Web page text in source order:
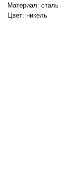
Материал: сталь
Цвет: никель